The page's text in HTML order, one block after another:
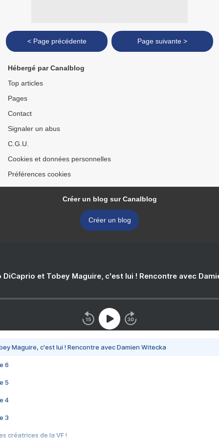
< Page précédente Page suivante >
Hébergé par Canalblog
Top articles
Pages
Contact
Signaler un abus
C.G.U.
Cookies et données personnelles
Préférences cookies
Créer un blog sur Canalblog
Créer un blog
DiCaprio et Tobey Maguire, c'est lui ! Rencontre avec
Maguire, c'est lui ! Rencontre avec Damien Witecka
6
5
4
3
créatrices de la VF !